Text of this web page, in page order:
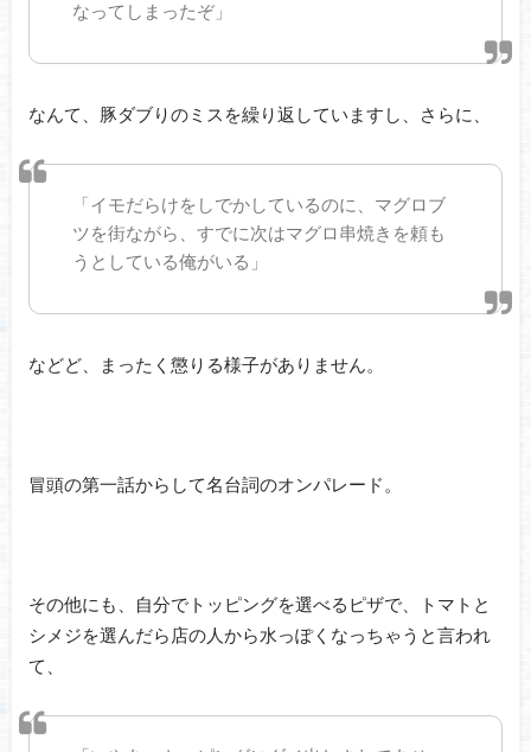
なってしまったぞ」
なんて、豚ダブりのミスを繰り返していますし、さらに、
「イモだらけをしでかしているのに、マグロブ
ツを街ながら、すでに次はマグロ串焼きを頼も
うとしている俺がいる」
などど、まったく懲りる様子がありません。
冒頭の第一話からして名台詞のオンパレード。
その他にも、自分でトッピングを選べるピザで、トマトと
シメジを選んだら店の人から水っぽくなっちゃうと言われ
て、